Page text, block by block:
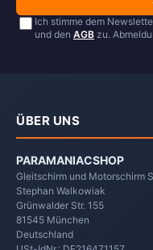
Ich stimme dem
und den AGB zu.
ÜBER UNS
PARAMANIACSHOP
Gleitschirm und Motorschirm
Stephan Walkowiak
Grünwalder Str. 155
81545 München
Deutschland